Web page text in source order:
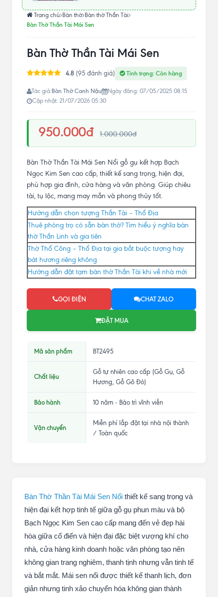
Trang chủ Bàn thờ Bàn thờ Thần Tài
Bàn Thờ Thần Tài Mái Sen
Bàn Thờ Thần Tài Mái Sen
4.8 (95 đánh giá) Tình trạng: Còn hàng
Tác giả:Bàn Thờ Canh Nậu
Ngày đăng: 07/05/2025 08:15
Cập nhật: 21/07/2026 05:30
950.000đ 1.000.000đ
Bàn Thờ Thần Tài Mái Sen Nổi gỗ gụ kết hợp Bạch
Ngọc Kim Sen cao cấp, thiết kế sang trọng, hiện đại,
phù hợp gia đình, cửa hàng và văn phòng. Giúp chiêu
tài, tụ lộc, mang may mắn và phong thủy tốt.
Hướng dẫn chọn tượng Thần Tài – Thổ Địa
Thuê phòng trọ có sẵn bàn thờ? Tìm hiểu ý nghĩa bàn
thờ Thần Linh và gia tiên
Thờ Thổ Công – Thổ Địa tại gia bắt buộc tượng hay
bát hương riêng không
Hướng dẫn đặt tạm bàn thờ Thần Tài khi về nhà mới
GỌI ĐIỆN CHAT ZALO
ĐẶT MUA
Mã sản phẩm BT2495
Chất liệu
Gỗ tự nhiên cao cấp (Gỗ Gụ, Gỗ
Hương, Gỗ Gõ Đỏ)
Bảo hành 10 năm - Bảo trì vĩnh viễn
Vận chuyển
Miễn phí lắp đặt tại nhà nội thành
/ Toàn quốc
Bàn Thờ Thần Tài Mái Sen Nổi thiết kế sang trọng và
hiện đại kết hợp tinh tế giữa gỗ gụ phun màu và bộ
Bạch Ngọc Kim Sen cao cấp mang đến vẻ đẹp hài
hòa giữa cổ điển và hiện đại đặc biệt vượng khí cho
nhà, cửa hàng kinh doanh hoặc văn phòng tạo nên
không gian trang nghiêm, thanh tịnh nhưng vẫn tinh tế
và bắt mắt. Mái sen nổi được thiết kế thanh lịch, đơn
giản nhưng tinh xảo chuyển hóa không gian thành